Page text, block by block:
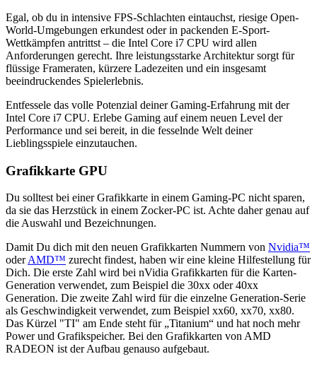
Egal, ob du in intensive FPS-Schlachten eintauchst, riesige Open-
World-Umgebungen erkundest oder in packenden E-Sport-
Wettkämpfen antrittst – die ‎Intel ‎Core i7 CPU wird allen
Anforderungen gerecht. Ihre leistungsstarke Architektur sorgt für
flüssige Frameraten, kürzere Ladezeiten und ein insgesamt
beeindruckendes Spielerlebnis.
Entfessele das volle Potenzial deiner Gaming-Erfahrung mit der
‎Intel ‎Core i7 CPU. Erlebe Gaming auf einem neuen Level der
Performance und sei bereit, in die fesselnde Welt deiner
Lieblingsspiele einzutauchen.
Grafikkarte GPU
Du solltest bei einer Grafikkarte in einem Gaming-PC nicht sparen,
da sie das Herzstück in einem Zocker-PC ist. Achte daher genau auf
die Auswahl und Bezeichnungen.
Damit Du dich mit den neuen Grafikkarten Nummern von Nvidia™
oderAMD™ zurecht findest, haben wir eine kleine Hilfestellung für
Dich. Die erste Zahl wird bei nVidia Grafikkarten für die Karten-
Generation verwendet, zum Beispiel die 30xx oder 40xx
Generation. Die zweite Zahl wird für die einzelne Generation-Serie
als Geschwindigkeit verwendet, zum Beispiel xx60, xx70, xx80.
Das Kürzel "TI" am Ende steht für „Titanium“ und hat noch mehr
Power und Grafikspeicher. Bei den Grafikkarten von AMD
RADEON ist der Aufbau genauso aufgebaut.